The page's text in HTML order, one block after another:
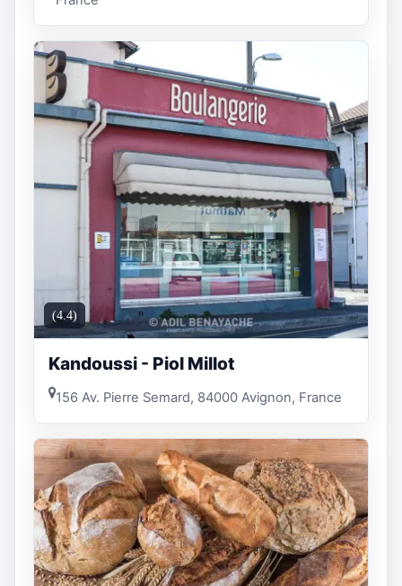
(4.4)
Kandoussi - Piol Millot
156 Av. Pierre Semard, 84000 Avignon, France